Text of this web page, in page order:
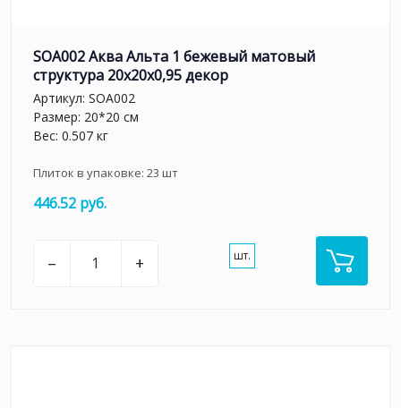
SOA002 Аква Альта 1 бежевый матовый
структура 20x20x0,95 декор
Артикул: SOA002
Размер: 20*20 см
Вес: 0.507 кг
Плиток в упаковке: 23 шт
446.52 руб.
– + шт.